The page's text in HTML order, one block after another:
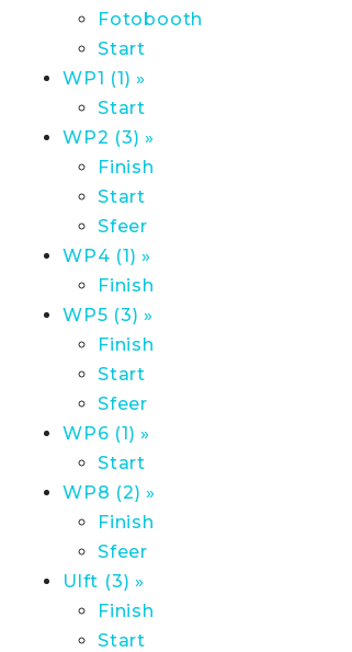
Fotobooth
Start
WP1 (1) »
Start
WP2 (3) »
Finish
Start
Sfeer
WP4 (1) »
Finish
WP5 (3) »
Finish
Start
Sfeer
WP6 (1) »
Start
WP8 (2) »
Finish
Sfeer
Ulft (3) »
Finish
Start